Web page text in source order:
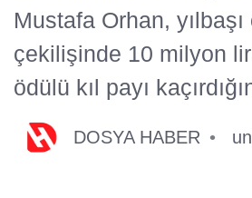
Mustafa Orhan, yılbaşı
çekilişinde 10 milyon
ödülü kıl payı
DOSYA HABER